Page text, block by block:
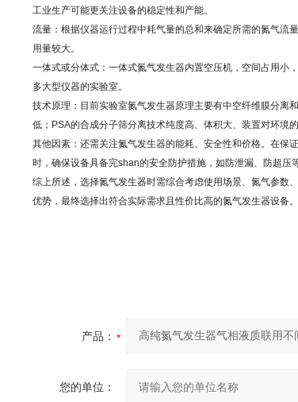
工业生产可能更关注设备的稳定性和产能。
流量：根据仪器运行过程中耗气量的总和来确定所需的氮气流
用量较大。
一体式或分体式：一体式氮气发生器内置空压机，空间占用小
多大型仪器的实验室。
技术原理：目前实验室氮气发生器原理主要有中空纤维膜分离
低；PSA的合成分子筛分离技术纯度高、体积大、装置对环境的
其他因素：还需关注氮气发生器的能耗、安全性和价格。在保
时，确保设备具备完shan的安全防护措施，如防泄漏、防超压
综上所述，选择氮气发生器时需综合考虑使用场景、氮气参数
优势，最终选择出符合实际需求且性价比高的氮气发生器设备。
产品：
您的单位：